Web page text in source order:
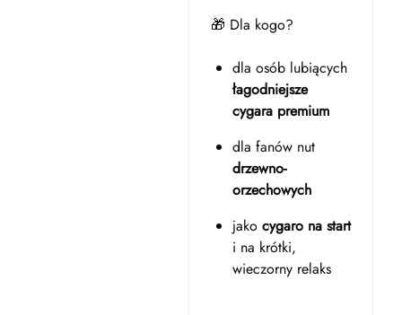
🎁 Dla kogo?
dla osób lubiących
łagodniejsze
cygara premium
dla fanów nut
drzewno-
orzechowych
jako cygaro na start
i na krótki,
wieczorny relaks